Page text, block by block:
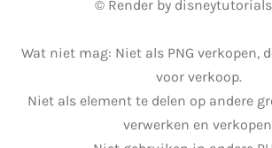
© Render by
Wat niet mag: Niet als PNG verkopen,
voor verkoop.
Niet als element te delen op andere
verwerken en